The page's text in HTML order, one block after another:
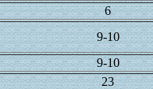
6
9-10
9-10
23